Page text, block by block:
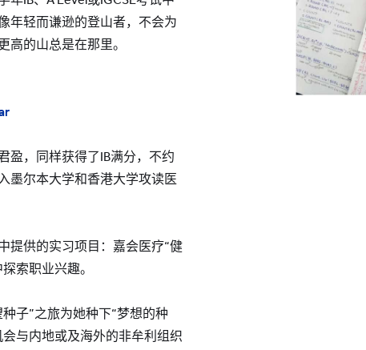
年轻而谦逊的登山者，不会为
的山总是在那里。
盈，同样获得了IB满分，不约
墨尔本大学和香港大学攻读医
提供的实习项目：嘉会医疗“健
索职业兴趣。
子”之旅为她种下“梦想的种
与内地或及海外的非牟利组织